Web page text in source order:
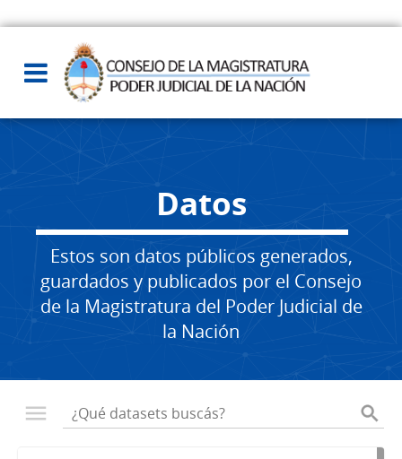
Datos
Estos son datos públicos generados,
guardados y publicados por el Consejo
de la Magistratura del Poder Judicial de
la Nación